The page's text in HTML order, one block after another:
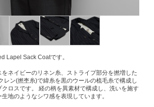
Lapel Sack Coatです。
ネイビーのリネン糸、ストライプ部分を撚増した
レン(撚杢糸)で緯糸を黒のウールの梳毛糸で構成し
ロスです。 経の柄を異素材で構成し、洗いを施す
地のようなシワ感を表現しています。